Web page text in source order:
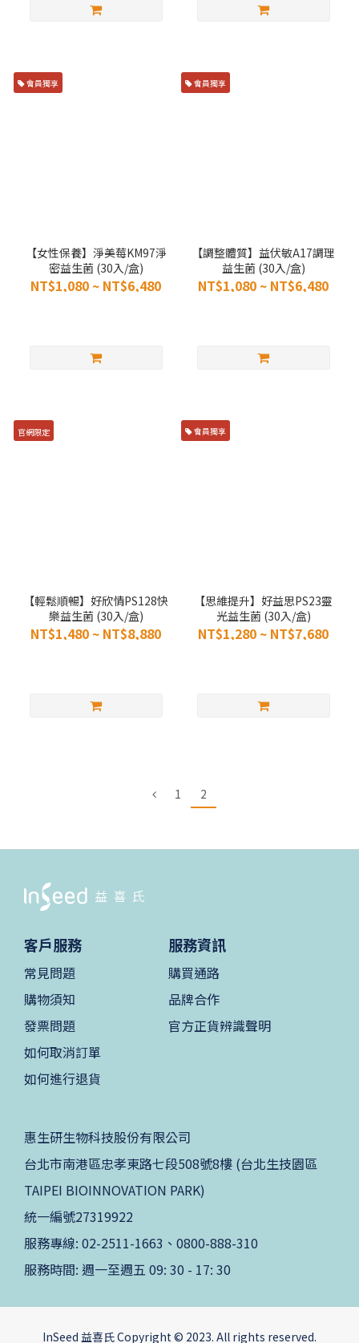
會員獨享
【女性保養】淨美莓KM97淨
密益生菌 (30入/盒)
NT$1,080 ~ NT$6,480
會員獨享
【調整體質】益伏敏A17調理
益生菌 (30入/盒)
NT$1,080 ~ NT$6,480
官網限定
【輕鬆順暢】好欣情PS128快
樂益生菌 (30入/盒)
NT$1,480 ~ NT$8,880
會員獨享
【思維提升】好益思PS23靈
光益生菌 (30入/盒)
NT$1,280 ~ NT$7,680
1 2
客戶服務
常見問題
購物須知
發票問題
如何取消訂單
如何進行退貨
服務資訊
購買通路
品牌合作
官方正貨辨識聲明
惠生研生物科技股份有限公司
台北市南港區忠孝東路七段508號8樓 (台北生技園區
TAIPEI BIOINNOVATION PARK)
統一編號27319922
服務專線: 02-2511-1663、0800-888-310
服務時間: 週一至週五 09: 30 - 17: 30
InSeed 益喜氏 Copyright © 2023. All rights reserved.